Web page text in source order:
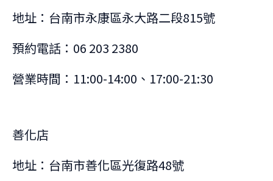
地址：台南市永康區永大路二段815號
預約電話：06 203 2380
營業時間：11:00-14:00、17:00-21:30
善化店
地址：台南市善化區光復路48號